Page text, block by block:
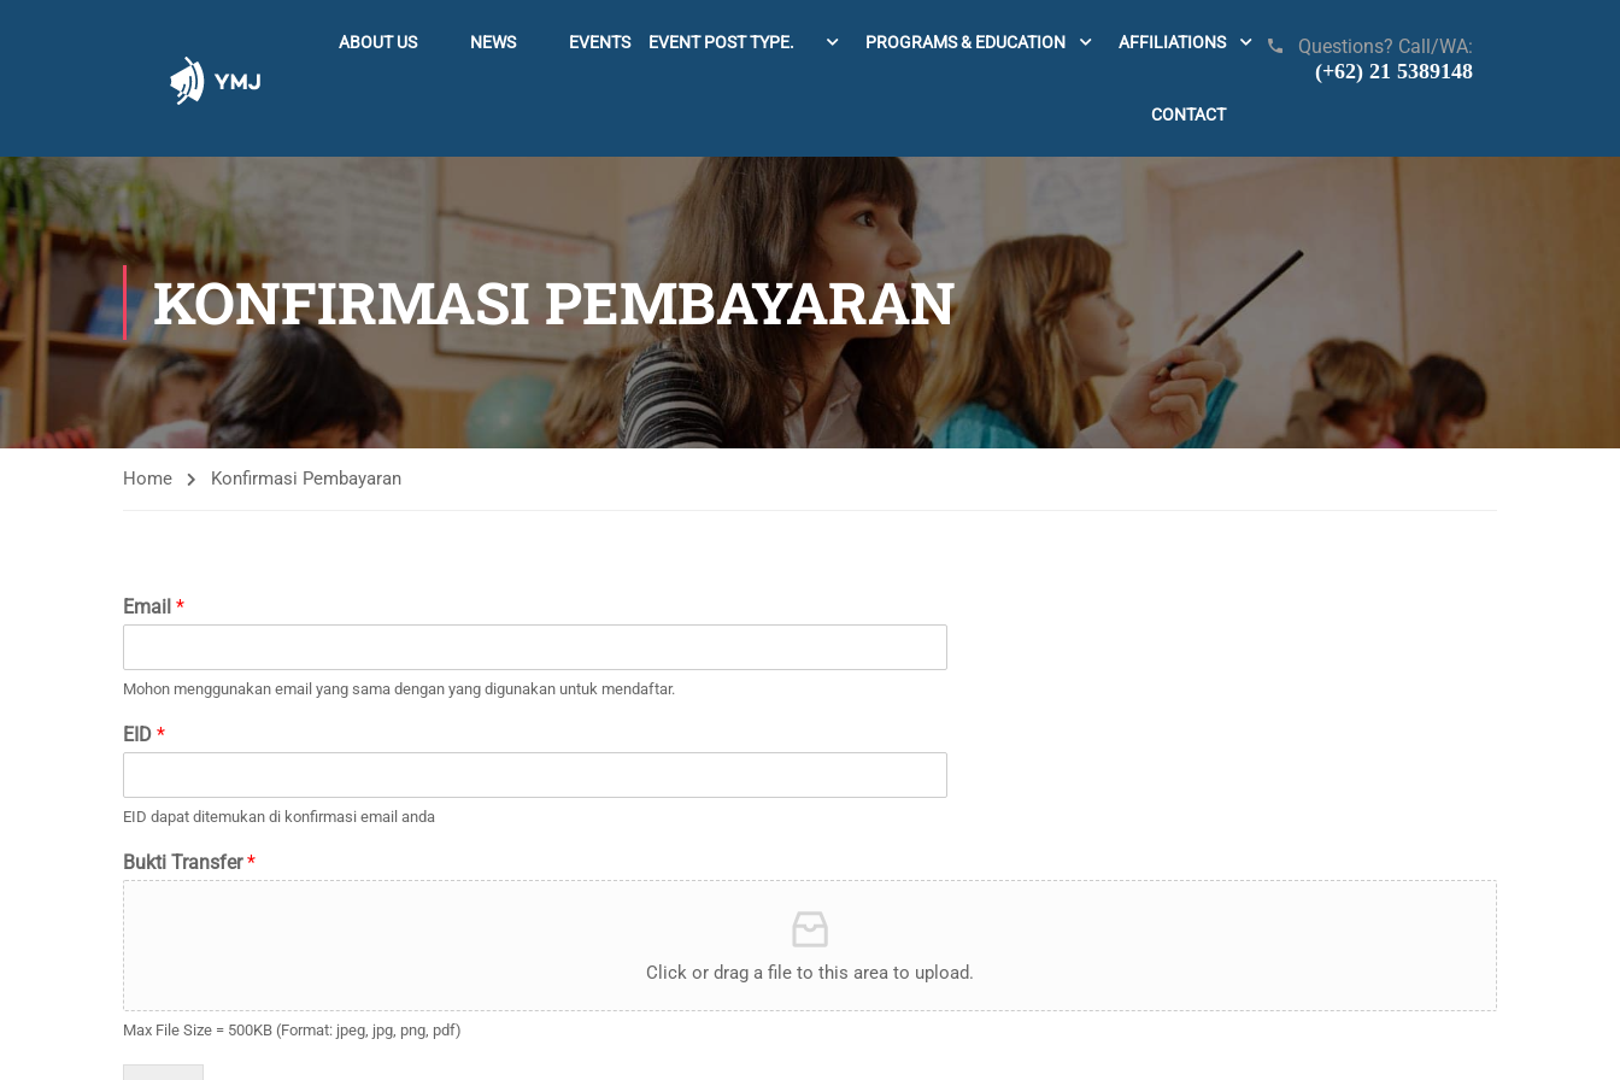
ABOUT US NEWS EVENTS EVENT POST TYPE. PROGRAMS & EDUCATION AFFILIATIONS
CONTACT
Questions? Call/WA:
(+62) 21 5389148
KONFIRMASI PEMBAYARAN
Home Konfirmasi Pembayaran
Email *
Mohon menggunakan email yang sama dengan yang digunakan untuk mendaftar.
EID *
EID dapat ditemukan di konfirmasi email anda
Bukti Transfer*
Click or drag a file to this area to upload.
Max File Size = 500KB (Format: jpeg, jpg, png, pdf)